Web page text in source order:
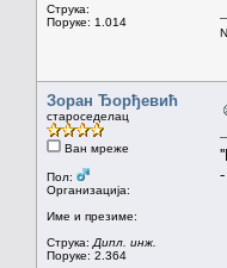
Струка:
Поруке: 1.014
Зоран Ђорђевић
староседелац
Ван мреже
Пол:
Организација:
Име и презиме:
Струка: Дипл. инж.
Поруке: 2.364